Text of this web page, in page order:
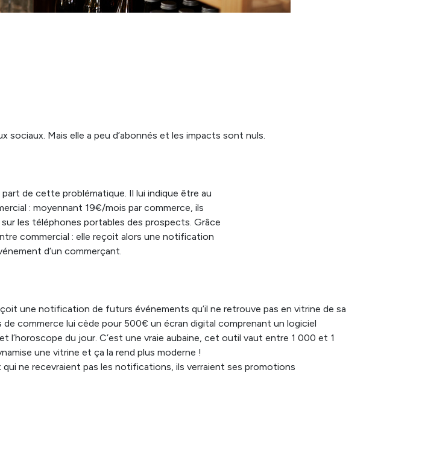
Mais elle a peu d’abonnés et les impacts sont nuls.
de cette problématique. Il lui indique être au
: moyennant 19€/mois par commerce, ils
les téléphones portables des prospects. Grâce
commercial : elle reçoit alors une notification
d’un commerçant.
une notification de futurs événements qu’il ne retrouve pas en vitrine de sa
commerce lui cède pour 500€ un écran digital comprenant un logiciel
l’horoscope du jour. C’est une vraie aubaine, cet outil vaut entre 1 000 et 1
une vitrine et ça la rend plus moderne !
ne recevraient pas les notifications, ils verraient ses promotions